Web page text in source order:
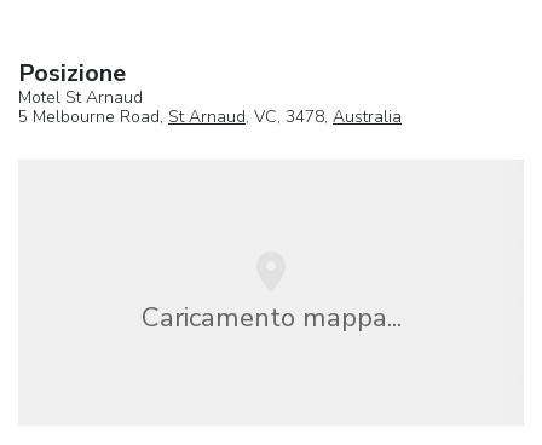
Posizione
Motel St Arnaud
5 Melbourne Road, St Arnaud, VC, 3478, Australia
Caricamento mappa...